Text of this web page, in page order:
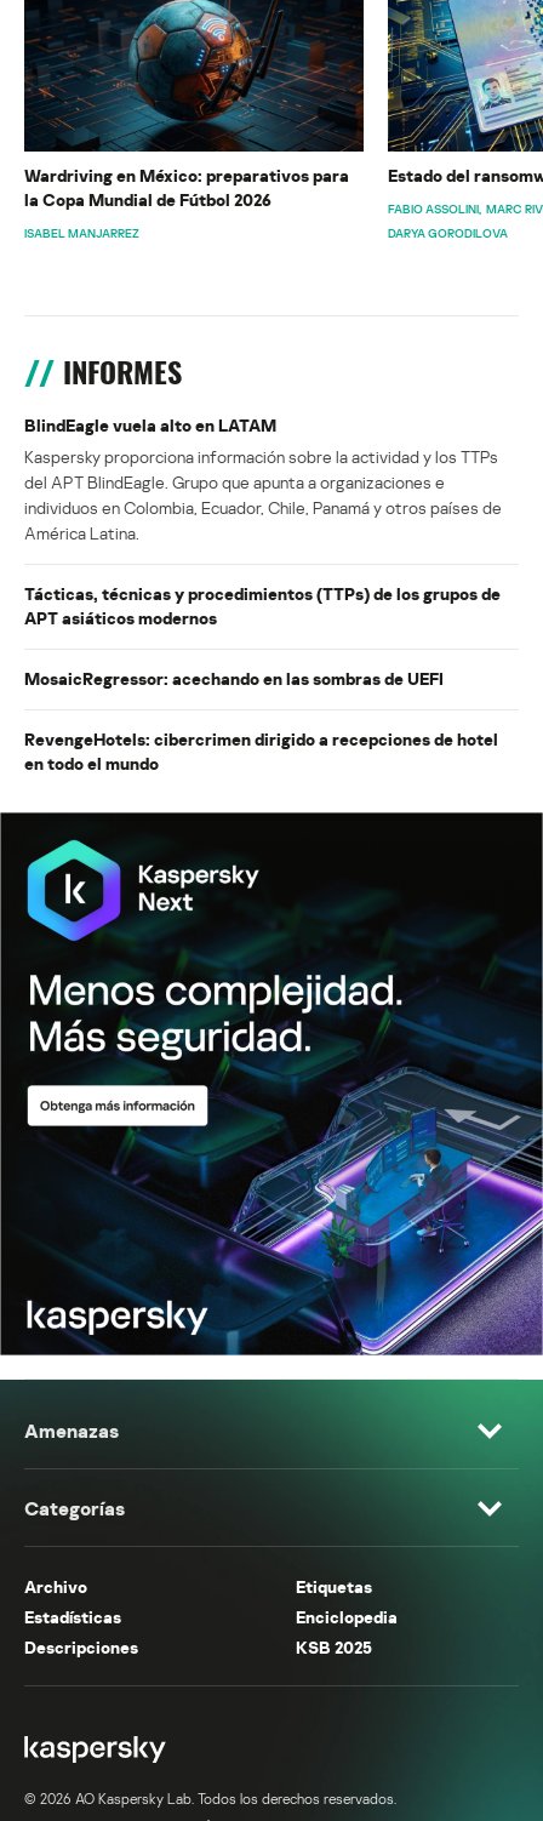
Wardriving en México: preparativos para
la Copa Mundial de Fútbol 2026
ISABEL MANJARREZ
Estado del
FABIO ASSOLINI MARC
DARYA GORODILOVA
INFORMES
BlindEagle vuela alto en LATAM
Kaspersky proporciona información sobre la actividad y los TTPs
del APT BlindEagle. Grupo que apunta a organizaciones e
individuos en Colombia, Ecuador, Chile, Panamá y otros países de
América Latina.
Tácticas, técnicas y procedimientos (TTPs) de los grupos de
APT asiáticos modernos
MosaicRegressor: acechando en las sombras de UEFI
RevengeHotels: cibercrimen dirigido a recepciones de hotel
en todo el mundo
Amenazas
Categorías
Archivo
Etiquetas
Estadísticas
Enciclopedia
Descripciones
KSB 2025
© 2026 AO Kaspersky Lab. Todos los derechos reservados.